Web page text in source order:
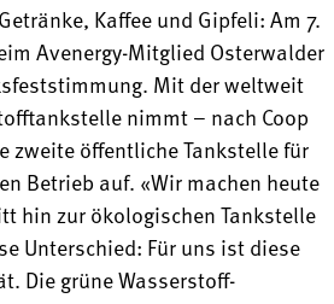
Kaffee und Gipfeli: Am 7.
Avenergy-Mitglied Osterwalder
Mit der weltweit
nimmt – nach Coop
zweite öffentliche Tankstelle für
Betrieb auf. «Wir machen heute
hin zur ökologischen Tankstelle
Unterschied: Für uns ist diese
Die grüne Wasserstoff-